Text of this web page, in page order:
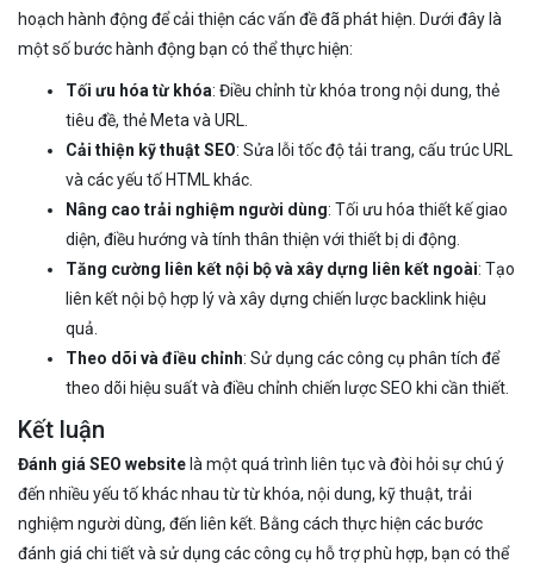
hoạch hành động để cải thiện các vấn đề đã phát hiện. Dưới đây là
một số bước hành động bạn có thể thực hiện:
Tối ưu hóa từ khóa: Điều chỉnh từ khóa trong nội dung, thẻ
tiêu đề, thẻ Meta và URL.
Cải thiện kỹ thuật SEO: Sửa lỗi tốc độ tải trang, cấu trúc URL
và các yếu tố HTML khác.
Nâng cao trải nghiệm người dùng: Tối ưu hóa thiết kế giao
diện, điều hướng và tính thân thiện với thiết bị di động.
Tăng cường liên kết nội bộ và xây dựng liên kết ngoài: Tạo
liên kết nội bộ hợp lý và xây dựng chiến lược backlink hiệu
quả.
Theo dõi và điều chỉnh: Sử dụng các công cụ phân tích để
theo dõi hiệu suất và điều chỉnh chiến lược SEO khi cần thiết.
Kết luận
Đánh giá SEO website là một quá trình liên tục và đòi hỏi sự chú ý
đến nhiều yếu tố khác nhau từ từ khóa, nội dung, kỹ thuật, trải
nghiệm người dùng, đến liên kết. Bằng cách thực hiện các bước
đánh giá chi tiết và sử dụng các công cụ hỗ trợ phù hợp, bạn có thể